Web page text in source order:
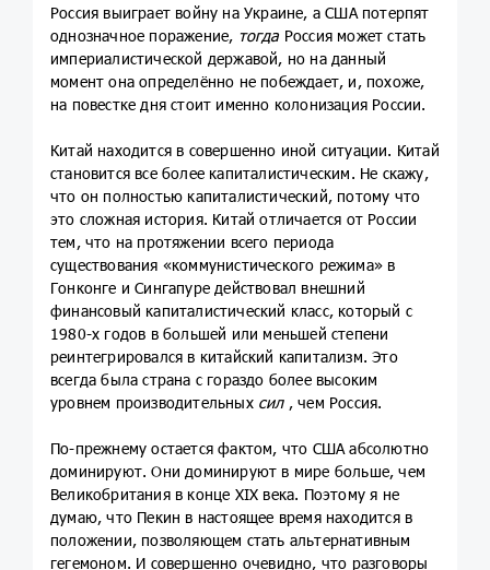
Россия выиграет войну на Украине, а США потерпят
однозначное поражение, тогда Россия может стать
империалистической державой, но на данный
момент она определённо не побеждает, и, похоже,
на повестке дня стоит именно колонизация России.
Китай находится в совершенно иной ситуации. Китай
становится все более капиталистическим. Не скажу,
что он полностью капиталистический, потому что
это сложная история. Китай отличается от России
тем, что на протяжении всего периода
существования «коммунистического режима» в
Гонконге и Сингапуре действовал внешний
финансовый капиталистический класс, который с
1980-х годов в большей или меньшей степени
реинтегрировался в китайский капитализм. Это
всегда была страна с гораздо более высоким
уровнем производительных сил, чем Россия.
По-прежнему остается фактом, что США абсолютно
доминируют. Они доминируют в мире больше, чем
Великобритания в конце XIX века. Поэтому я не
думаю, что Пекин в настоящее время находится в
положении, позволяющем стать альтернативным
гегемоном. И совершенно очевидно, что разговоры